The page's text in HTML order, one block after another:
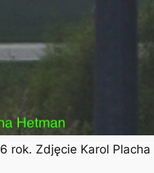
rok. Zdjęcie Karol